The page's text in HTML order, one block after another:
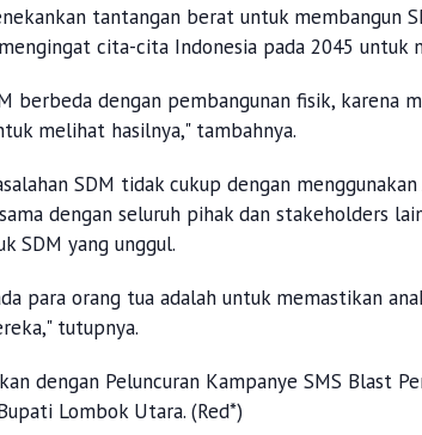
tantangan berat untuk membangun
cita-cita Indonesia pada 2045 untuk
berbeda dengan pembangunan fisik, karena
melihat hasilnya," tambahnya.
SDM tidak cukup dengan
dengan seluruh pihak dan stakeholders
SDM yang unggul.
para orang tua adalah untuk memastikan
tutupnya.
dengan Peluncuran Kampanye SMS Blast
Lombok Utara. (Red*)